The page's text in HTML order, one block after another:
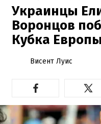
Украинцы
Воронцов
Кубка
Висент Луис